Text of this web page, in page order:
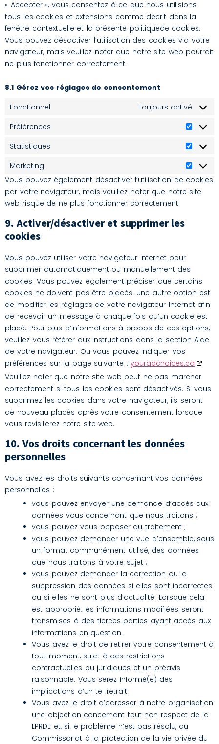
« Accepter », vous consentez à ce que nous utilisions
tous les cookies et extensions comme décrit dans la
fenêtre contextuelle et la présente politiquede cookies.
Vous pouvez désactiver l’utilisation des cookies via votre
navigateur, mais veuillez noter que notre site web pourrait
ne plus fonctionner correctement.
8.1 Gérez vos réglages de consentement
Fonctionnel
Toujours activé
Préférences
Statistiques
Marketing
Vous pouvez également désactiver l’utilisation de cookies
par votre navigateur, mais veuillez noter que notre site
web risque de ne plus fonctionner correctement.
9. Activer/désactiver et supprimer les
cookies
Vous pouvez utiliser votre navigateur internet pour
supprimer automatiquement ou manuellement des
cookies. Vous pouvez également préciser que certains
cookies ne doivent pas être placés. Une autre option est
de modifier les réglages de votre navigateur Internet afin
de recevoir un message à chaque fois qu’un cookie est
placé. Pour plus d’informations à propos de ces options,
veuillez vous référer aux instructions dans la section Aide
de votre navigateur. Ou vous pouvez indiquer vos
préférences sur la page suivante : youradchoices.ca
Veuillez noter que notre site web peut ne pas marcher
correctement si tous les cookies sont désactivés. Si vous
supprimez les cookies dans votre navigateur, ils seront
de nouveau placés après votre consentement lorsque
vous revisiterez notre site web.
10. Vos droits concernant les données
personnelles
Vous avez les droits suivants concernant vos données
personnelles :
vous pouvez envoyer une demande d’accès aux
données vous concernant que nous traitons ;
vous pouvez vous opposer au traitement ;
vous pouvez demander une vue d’ensemble, sous
un format communément utilisé, des données
que nous traitons à votre sujet ;
vous pouvez demander la correction ou la
suppression des données si elles sont incorrectes
ou si elles ne sont plus d’actualité. Lorsque cela
est approprié, les informations modifiées seront
transmises à des tierces parties ayant accès aux
informations en question.
Vous avez le droit de retirer votre consentement à
tout moment, sujet à des restrictions
contractuelles ou juridiques et un préavis
raisonnable. Vous serez informé(e) des
implications d’un tel retrait.
Vous avez le droit d’adresser à notre organisation
une objection concernant tout non respect de la
LPRDE et, si le problème n’est pas résolu, au
Commissariat à la protection de la vie privée du